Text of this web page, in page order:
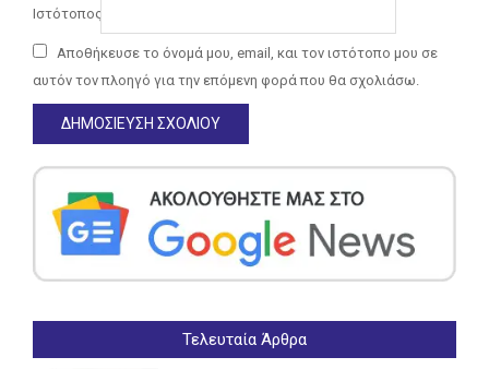
Ιστότοπος
Αποθήκευσε το όνομά μου, email, και τον ιστότοπο μου σε
αυτόν τον πλοηγό για την επόμενη φορά που θα σχολιάσω.
Τελευταία Άρθρα